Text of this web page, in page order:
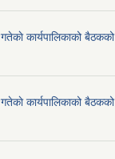
कार्यपालिकाको बैठकको
कार्यपालिकाको बैठकको